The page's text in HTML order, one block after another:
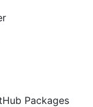
Packages